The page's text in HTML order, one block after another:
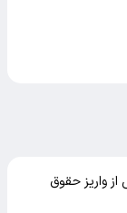
واریز حقوق